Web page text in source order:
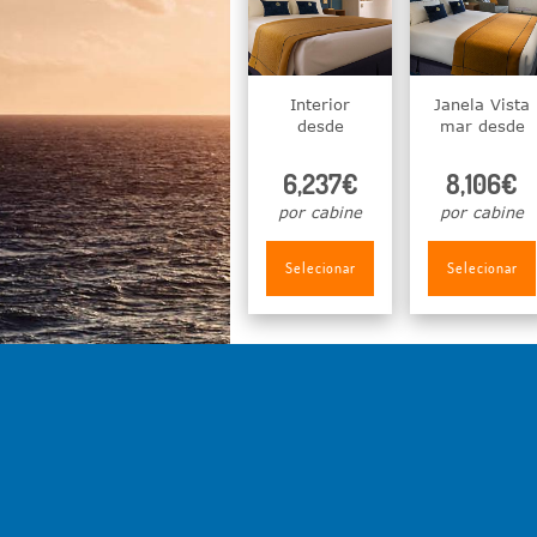
Interior
desde
6,237€
por cabine
Selecionar
Janela Vista
mar desde
8,106€
por cabine
Selecionar